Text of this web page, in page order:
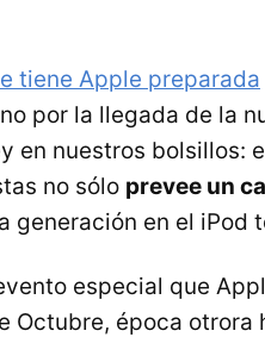
tiene Apple preparada
por la llegada de la
en nuestros bolsillos:
no sólo prevee un
generación en el iPod
especial que
Octubre, época